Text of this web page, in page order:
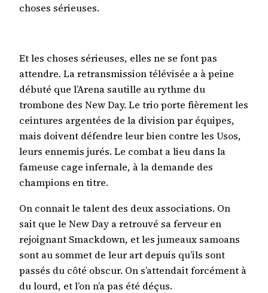
choses sérieuses.
Et les choses sérieuses, elles ne se font pas
attendre. La retransmission télévisée a à peine
débuté que l’Arena sautille au rythme du
trombone des New Day. Le trio porte fièrement les
ceintures argentées de la division par équipes,
mais doivent défendre leur bien contre les Usos,
leurs ennemis jurés. Le combat a lieu dans la
fameuse cage infernale, à la demande des
champions en titre.
On connait le talent des deux associations. On
sait que le New Day a retrouvé sa ferveur en
rejoignant Smackdown, et les jumeaux samoans
sont au sommet de leur art depuis qu’ils sont
passés du côté obscur. On s’attendait forcément à
du lourd, et l’on n’a pas été déçus.